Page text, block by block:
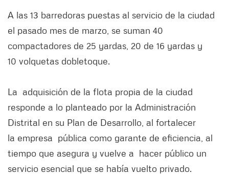
A las 13 barredoras puestas al servicio de la ciudad
el pasado mes de marzo, se suman 40
compactadores de 25 yardas, 20 de 16 yardas y
10 volquetas dobletoque.
La adquisición de la flota propia de la ciudad
responde a lo planteado por la Administración
Distrital en su Plan de Desarrollo, al fortalecer
la empresa pública como garante de eficiencia, al
tiempo que asegura y vuelve a hacer público un
servicio esencial que se había vuelto privado.